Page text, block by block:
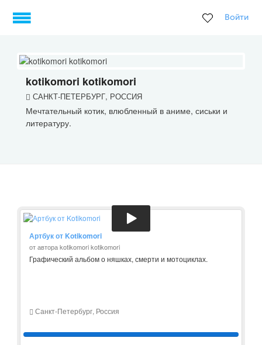
Войти
kotikomori kotikomori
САНКТ-ПЕТЕРБУРГ, РОССИЯ
Мечтательный котик, влюбленный в аниме, сиськи и
литературу.
Артбук от Kotikomori
от автора kotikomori kotikomori
Графический альбом о няшках, смерти и мотоциклах.
Санкт-Петербург, Россия